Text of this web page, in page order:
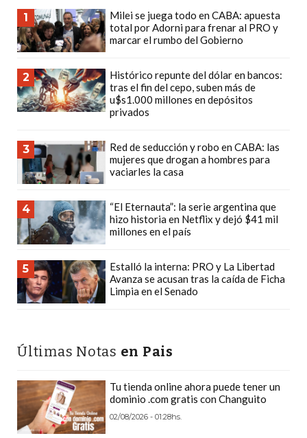
ARGENTINA
QUE
LAS
RECOMIENDAN
PARA
VENDER
WHATSAPP
SIN
PAGAR
COMISIÓN
CREAR
TIENDA
ONLINE
SIN
COMISIÓN
POR
CADA
VEZ
MÁS
1
Milei se juega todo en CABA: apuesta
total por Adorni para frenar al PRO y
marcar el rumbo del Gobierno
2
Histórico repunte del dólar en bancos:
tras el fin del cepo, suben más de
u$s1.000 millones en depósitos
privados
3
Red de seducción y robo en CABA: las
mujeres que drogan a hombres para
vaciarles la casa
4
“El Eternauta”: la serie argentina que
hizo historia en Netflix y dejó $41 mil
millones en el país
5
Estalló la interna: PRO y La Libertad
Avanza se acusan tras la caída de Ficha
Limpia en el Senado
Últimas Notas en Pais
Tu tienda online ahora puede tener un
dominio .com gratis con Changuito
02/08/2026 - 01:28hs.